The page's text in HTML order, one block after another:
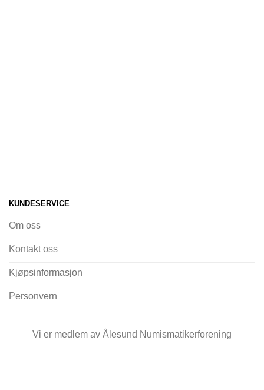
KUNDESERVICE
Om oss
Kontakt oss
Kjøpsinformasjon
Personvern
Vi er medlem av Ålesund Numismatikerforening